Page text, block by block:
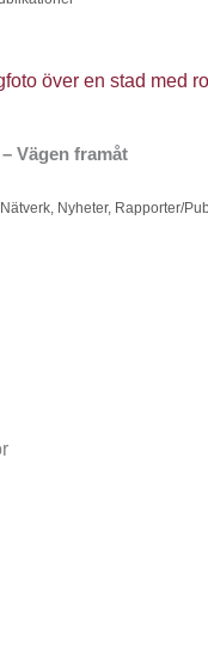
Vägen framåt
Nätverk, Nyheter, Rapporter/